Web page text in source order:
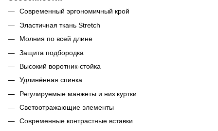
Современный эргономичный крой
Эластичная ткань Stretch
Молния по всей длине
Защита подбородка
Высокий воротник-стойка
Удлинённая спинка
Регулируемые манжеты и низ куртки
Светоотражающие элементы
Современные контрастные вставки